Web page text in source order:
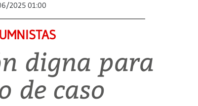
2025 01:00
digna para
de caso